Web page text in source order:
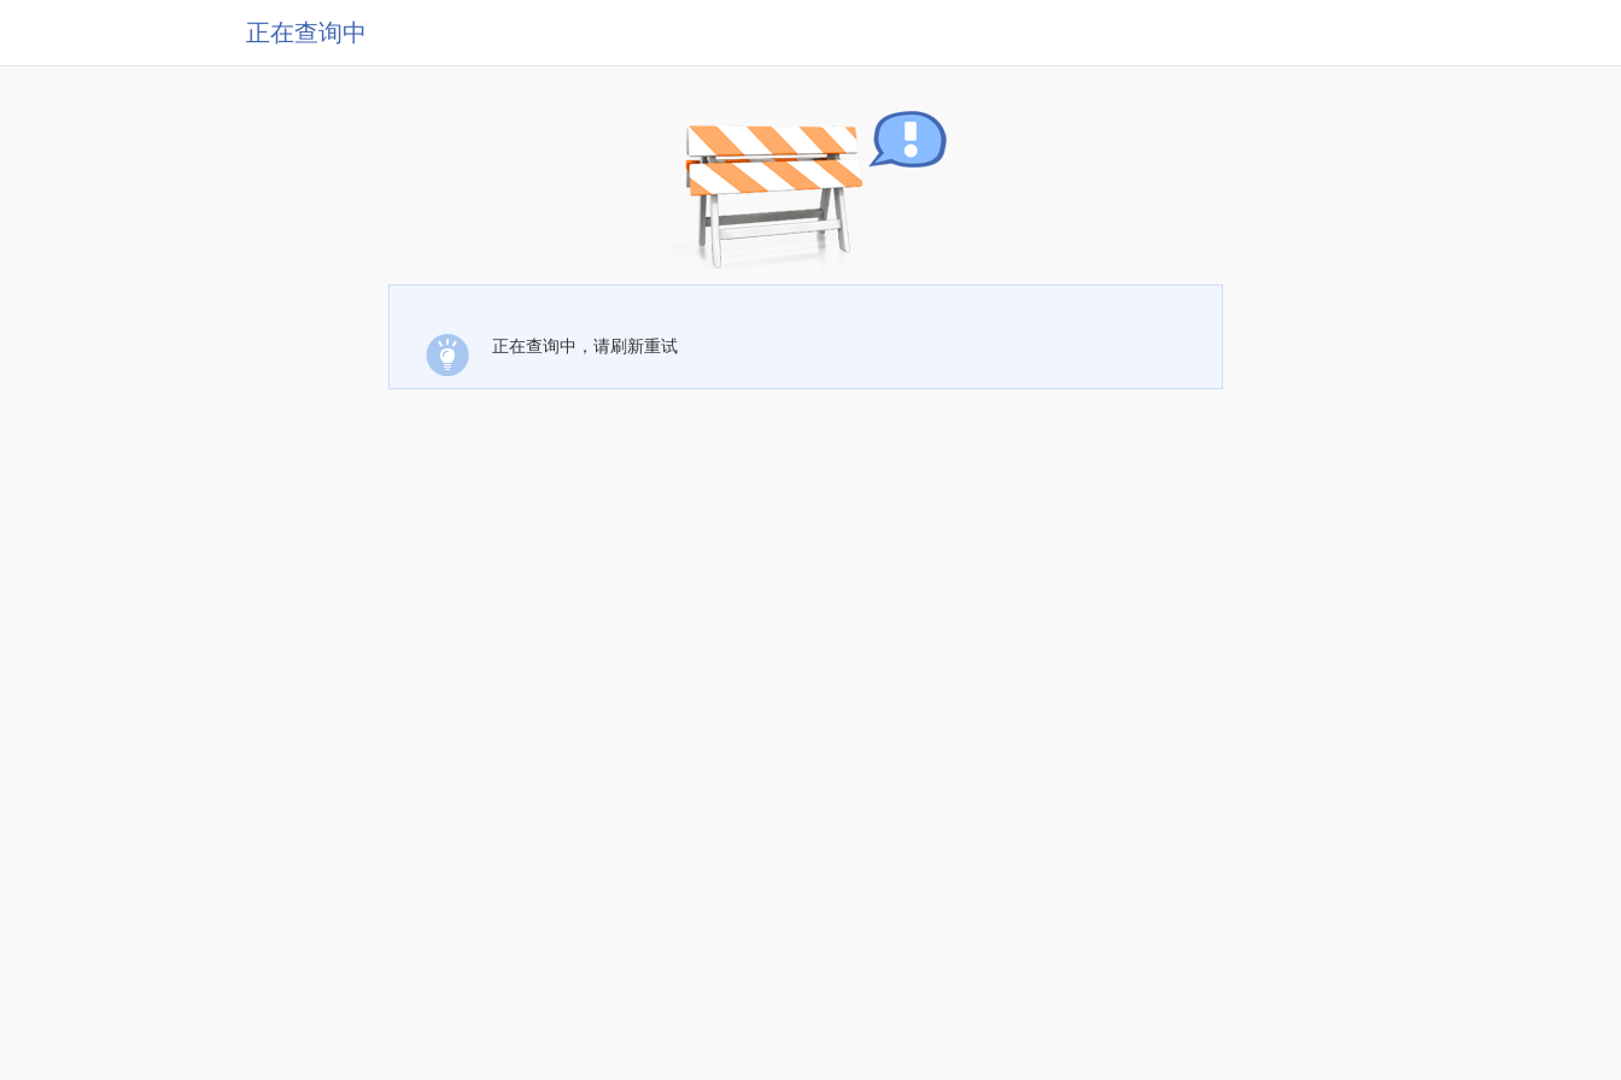
正在查询中
正在查询中，请刷新重试